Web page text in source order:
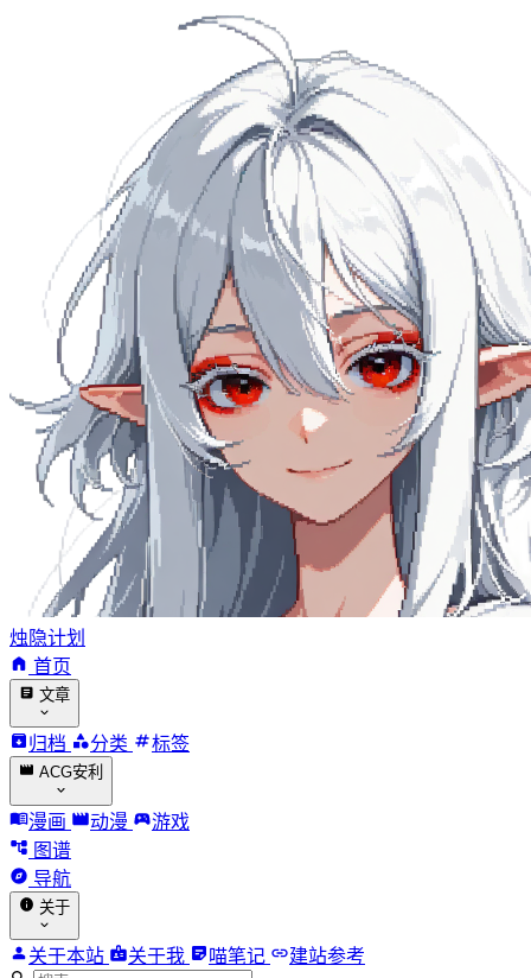
烛隐计划
首页
文章
归档 分类 标签
ACG安利
漫画 动漫
游戏
图谱
导航
关于
关于本站 关于我 喵笔记 建站参考